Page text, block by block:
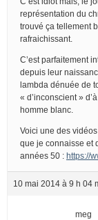
représentation du
trouvé ça tellement
rafraichissant.
C’est parfaitement
depuis leur
lambda dénuée de
« d’inconscient »
homme blanc.
Voici une des
que je connaisse et
années 50 : https://
10 mai 2014 à 9 h 04
meg